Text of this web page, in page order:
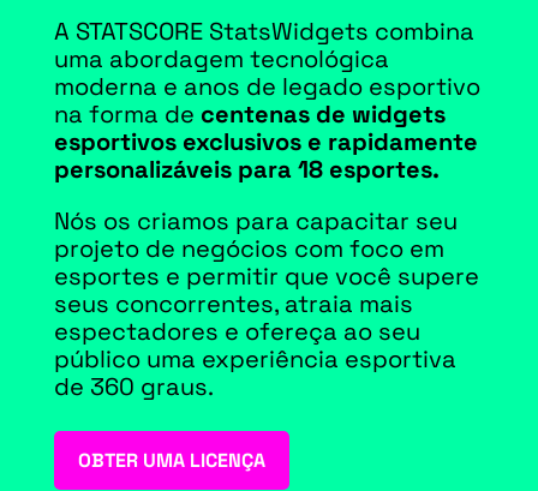
A STATSCORE StatsWidgets combina
uma abordagem tecnológica
moderna e anos de legado esportivo
na forma de centenas de widgets
esportivos exclusivos e rapidamente
personalizáveis para 18 esportes.
Nós os criamos para capacitar seu
projeto de negócios com foco em
esportes e permitir que você supere
seus concorrentes, atraia mais
espectadores e ofereça ao seu
público uma experiência esportiva
de 360 graus.
OBTER UMA LICENÇA